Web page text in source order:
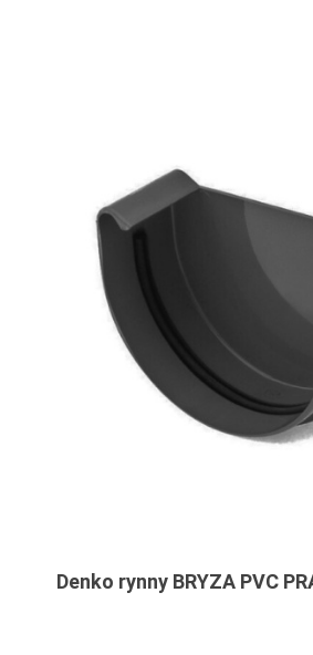
Denko rynny BRYZA PVC